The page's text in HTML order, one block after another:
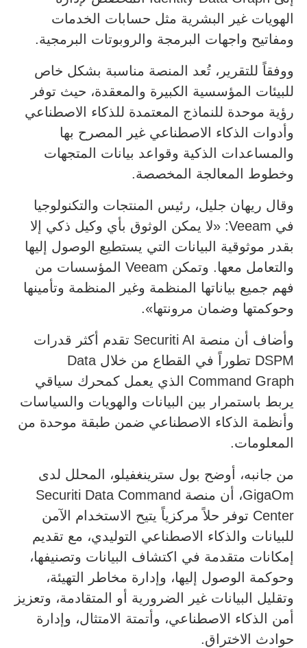
الهويات غير البشرية مثل حسابات الخدمات
ومفاتيح واجهات البرمجة والروبوتات البرمجية.
ووفقاً للتقرير، تُعد المنصة مناسبة بشكل خاص
للبيئات المؤسسية الكبيرة والمعقدة، حيث توفر
رؤية موحدة للنماذج المعتمدة للذكاء الاصطناعي
وأدوات الذكاء الاصطناعي غير المصرح بها
والمساعدات الذكية وقواعد بيانات المتجهات
وخطوط المعالجة المخصصة.
وقال ريهان جليل، رئيس المنتجات والتكنولوجيا
في Veeam: «لا يمكن الوثوق بأي وكيل ذكي إلا
بقدر موثوقية البيانات التي يستطيع الوصول إليها
والتعامل معها. وتمكن Veeam المؤسسات من
فهم جميع بياناتها المنظمة وغير المنظمة وتأمينها
وحوكمتها وضمان مرونتها».
وأضاف أن منصة Securiti AI تقدم أكثر قدرات
DSPM تطوراً في القطاع من خلال Data
Command Graph الذي يعمل كمحرك سياقي
يربط باستمرار بين البيانات والهويات والسياسات
وأنظمة الذكاء الاصطناعي ضمن طبقة موحدة من
المعلومات.
من جانبه، أوضح بول سترينغفيلو، المحلل لدى
GigaOm، أن منصة Securiti Data Command
Center توفر حلاً مركزياً يتيح الاستخدام الآمن
للبيانات والذكاء الاصطناعي التوليدي، مع تقديم
إمكانات متقدمة في اكتشاف البيانات وتصنيفها،
وحوكمة الوصول إليها، وإدارة مخاطر التهيئة،
وتقليل البيانات غير الضرورية أو المتقادمة، وتعزيز
أمن الذكاء الاصطناعي، وأتمتة الامتثال، وإدارة
حوادث الاختراق.